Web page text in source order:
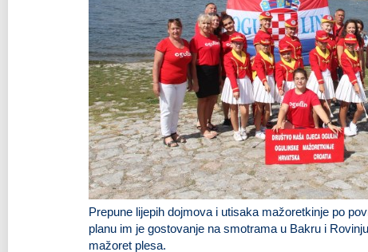
Prepune lijepih dojmova i utisaka mažoretkinje po
planu im je gostovanje na smotrama u Bakru i
mažoret plesa.